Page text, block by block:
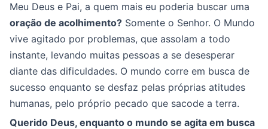
Meu Deus e Pai, a quem mais eu poderia buscar uma
oração de acolhimento? Somente o Senhor. O Mundo
vive agitado por problemas, que assolam a todo
instante, levando muitas pessoas a se desesperar
diante das dificuldades. O mundo corre em busca de
sucesso enquanto se desfaz pelas próprias atitudes
humanas, pelo próprio pecado que sacode a terra.
Querido Deus, enquanto o mundo se agita em busca